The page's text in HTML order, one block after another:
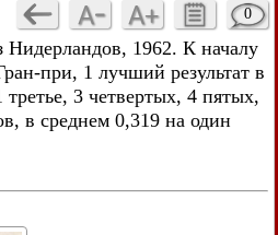
0
1962. К началу
при, 1 лучший результат в
3 четвертых, 4 пятых,
в среднем 0,319 на один